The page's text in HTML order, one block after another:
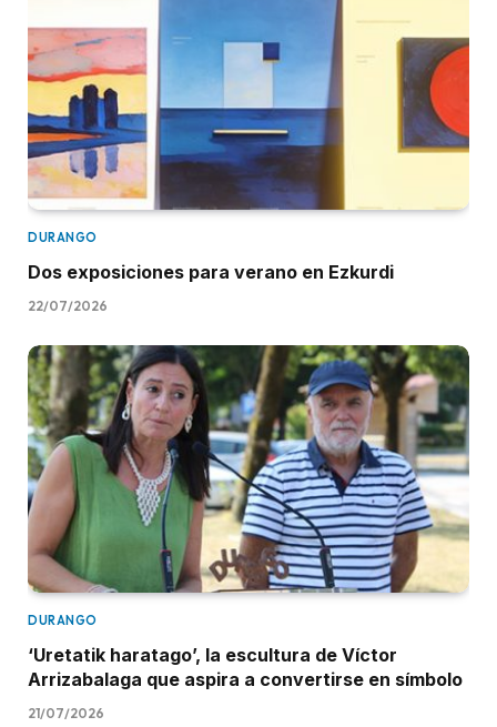
DURANGO
Dos exposiciones para verano en Ezkurdi
22/07/2026
DURANGO
‘Uretatik haratago’, la escultura de Víctor
Arrizabalaga que aspira a convertirse en símbolo
21/07/2026